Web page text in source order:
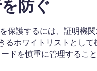
防ぐ
保護するには、証明機
るホワイトリストとし
ドを慎重に管理するこ